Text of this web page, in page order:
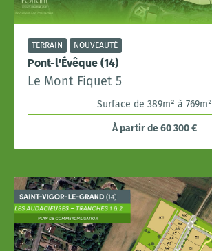
TERRAIN NOUVEAUTÉ
Pont-l'Évêque (14)
Le Mont Fiquet 5
Surface de 389m² à 769m²
À partir de 60 300 €